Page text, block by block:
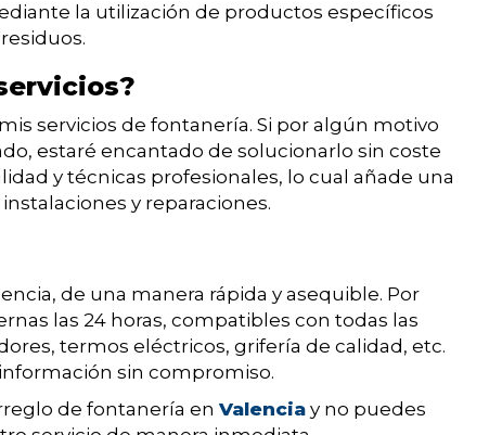
la utilización de productos específicos
servicios de fontanería. Si por algún motivo
estaré encantado de solucionarlo sin coste
y técnicas profesionales, lo cual añade una
y reparaciones.
de una manera rápida y asequible. Por
las 24 horas, compatibles con todas las
termos eléctricos, grifería de calidad, etc.
sin compromiso.
de fontanería en Valencia y no puedes